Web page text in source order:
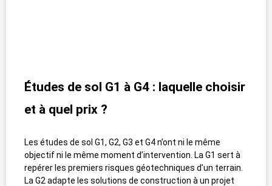
Études de sol G1 à G4 : laquelle choisir
et à quel prix ?
Les études de sol G1, G2, G3 et G4 n’ont ni le même
objectif ni le même moment d’intervention. La G1 sert à
repérer les premiers risques géotechniques d’un terrain.
La G2 adapte les solutions de construction à un projet